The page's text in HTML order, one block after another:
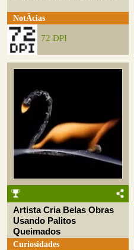
NotÃ­cias
72 DPI
Artista Cria Belas Obras
Usando Palitos
Queimados
Curiosidades